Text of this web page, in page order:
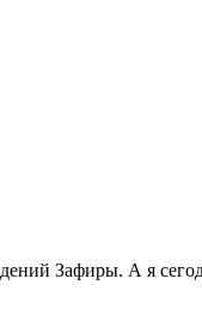
Зафиры. А я